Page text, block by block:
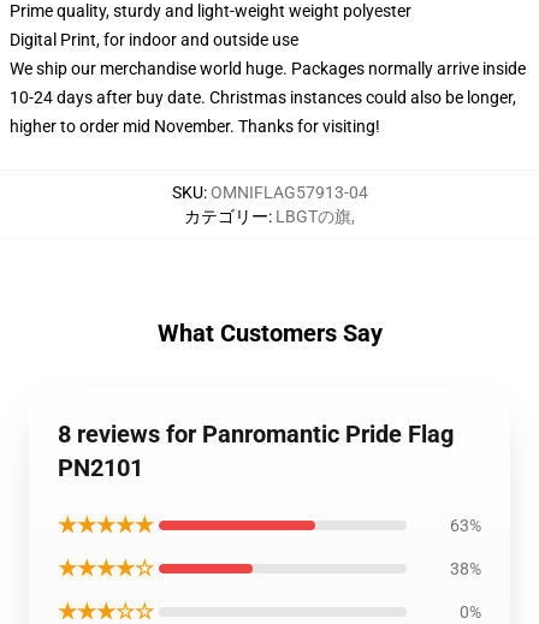
Prime quality, sturdy and light-weight weight polyester
Digital Print, for indoor and outside use
We ship our merchandise world huge. Packages normally arrive inside
10-24 days after buy date. Christmas instances could also be longer,
higher to order mid November. Thanks for visiting!
SKU:OMNIFLAG57913-04
カテゴリー: LBGTの旗,
What Customers Say
8 reviews for Panromantic Pride Flag
PN2101
★★★★★ 63%
★★★★☆ 38%
★★★☆☆ 0%